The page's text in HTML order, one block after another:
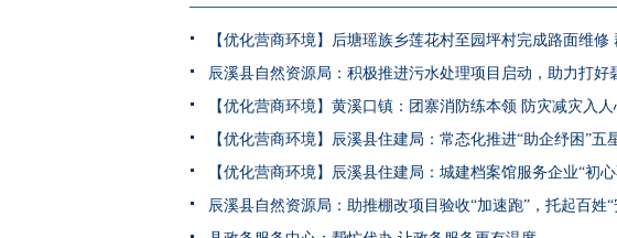
【优化营商环境】后塘瑶族乡莲花村至园坪村完成路面维修
辰溪县自然资源局：积极推进污水处理项目启动，助力打好
【优化营商环境】黄溪口镇：团寨消防练本领 防灾减灾入人
【优化营商环境】辰溪县住建局：常态化推进“助企纾困”五
【优化营商环境】辰溪县住建局：城建档案馆服务企业“初
辰溪县自然资源局：助推棚改项目验收“加速跑”，托起百姓“